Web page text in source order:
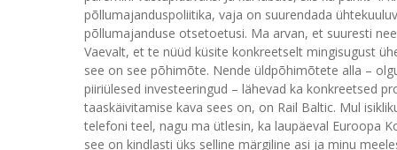
põllumajanduspoliitika, vaja on suurendada
põllumajanduse otsetoetusi. Ma arvan, et suuresti
Vaevalt, et te nüüd küsite konkreetselt mingisugust
see on see põhimõte. Nende üldpõhimõtete alla –
piiriülesed investeeringud – lähevad ka konkreetsed
taaskäivitamise kava sees on, on Rail Baltic. Mul
telefoni teel, nagu ma ütlesin, ka laupäeval Euroopa
see on kindlasti üks selline märgiline asi ja minu